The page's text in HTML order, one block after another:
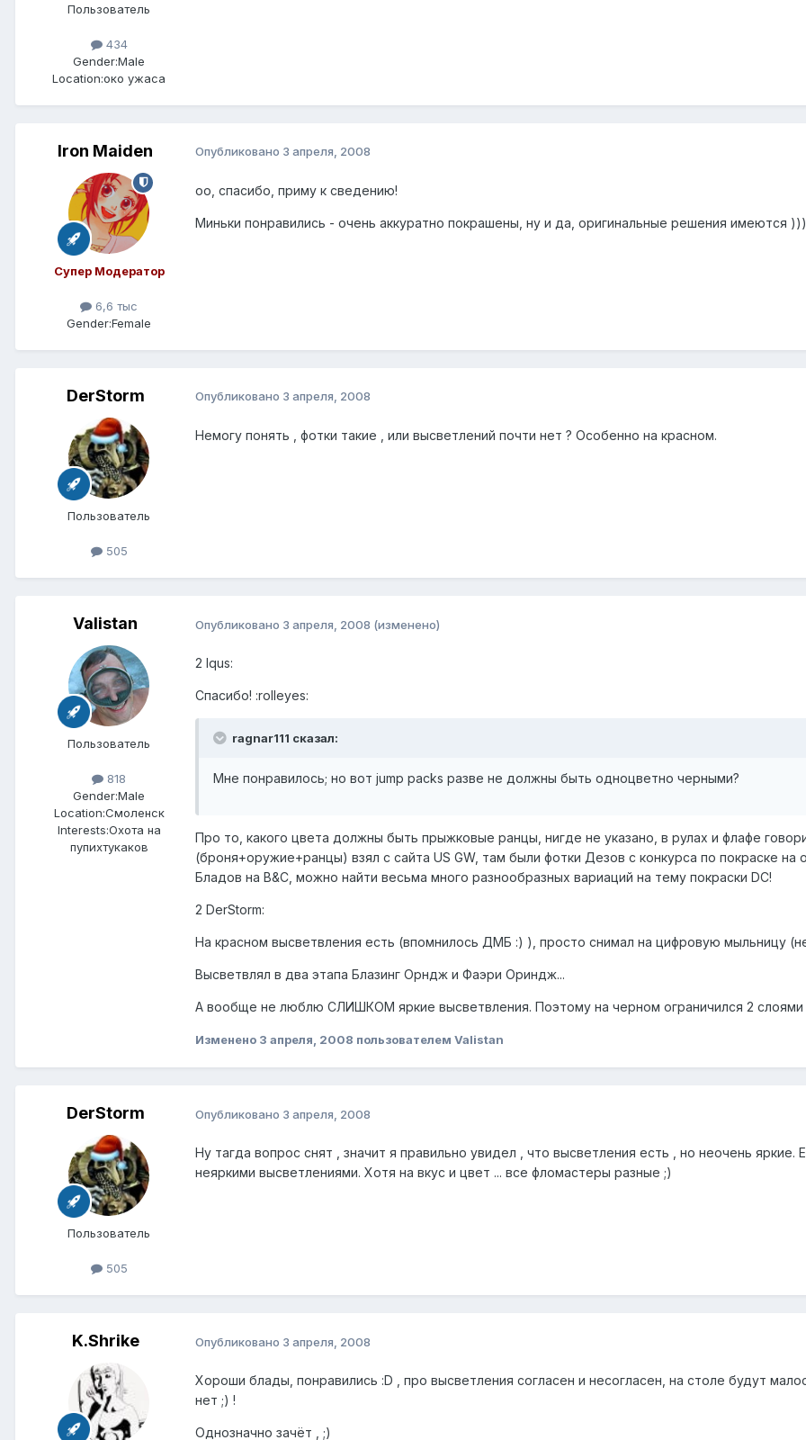
Пользователь
434
Gender:Male
Location:око ужаса
Iron Maiden
Супер Модератор
6,6 тыс
Gender:Female
Опубликовано 3 апреля, 2008
оо, спасибо, приму к сведению!
Миньки понравились - очень аккуратно покрашены, ну и да, оригинальные решения имеются )))
DerStorm
Пользователь
505
Опубликовано 3 апреля, 2008
Немогу понять , фотки такие , или высветлений почти нет ? Особенно на красном.
Valistan
Пользователь
818
Gender:Male
Location:Смоленск
Interests:Охота на
пупихтукаков
Опубликовано 3 апреля, 2008 (изменено)
2 Iqus:
Спасибо! :rolleyes:
ragnar111 сказал:
Мне понравилось; но вот jump packs разве не должны быть одноцветно черными?
Про то, какого цвета должны быть прыжковые ранцы, нигде не указано, в рулах и флафе
(броня+оружие+ранцы) взял с сайта US GW, там были фотки Дезов с конкурса по покраске
Бладов на B&C, можно найти весьма много разнообразных вариаций на тему покраски DC!
2 DerStorm:
На красном высветвления есть (впомнилось ДМБ :) ), просто снимал на цифровую мыльницу
Высветвлял в два этапа Блазинг Орндж и Фаэри Ориндж...
А вообще не люблю СЛИШКОМ яркие высветвления. Поэтому на черном ограничился 2 слоями
Изменено 3 апреля, 2008 пользователем Valistan
DerStorm
Пользователь
505
Опубликовано 3 апреля, 2008
Ну тагда вопрос снят , значит я правильно увидел , что высветления есть , но неочень
неяркими высветлениями. Хотя на вкус и цвет ... все фломастеры разные ;)
K.Shrike Опубликовано 3 апреля, 2008
Хороши блады, понравились :D , про высветления согласен и несогласен, на столе будут
нет ;) !
Однозначно зачёт , ;)